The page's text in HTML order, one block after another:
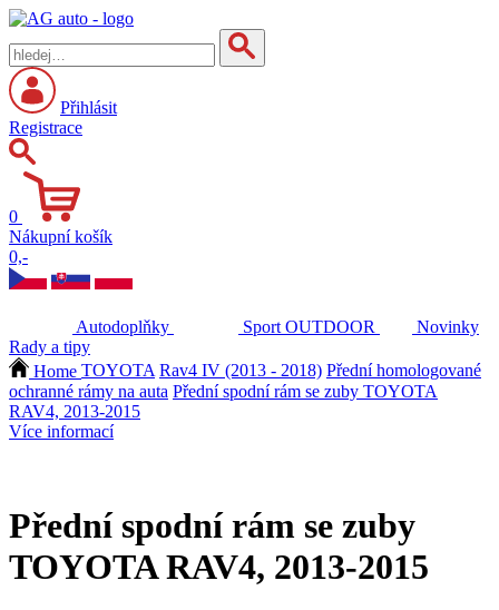
Přihlásit
Registrace
0
Nákupní košík
0,-
Autodoplňky Sport OUTDOOR
Novinky
Rady a tipy
Home TOYOTA Rav4 IV (2013 - 2018) Přední homologované
ochranné rámy na auta Přední spodní rám se zuby TOYOTA
RAV4, 2013-2015
Více informací
Přední spodní rám se zuby
TOYOTA RAV4, 2013-2015